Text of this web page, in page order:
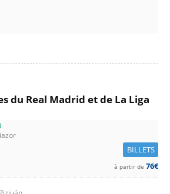
du Real Madrid et de La Liga
BILLETS
à partir de 76€